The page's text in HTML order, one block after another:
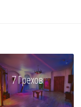
7 Грехов